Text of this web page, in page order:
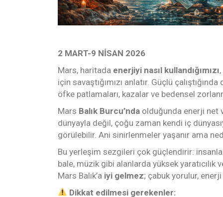
2 MART-9 NİSAN 2026
Mars, haritada enerjiyi nasıl kullandığımızı
için savaştığımızı anlatır. Güçlü
öfke patlamaları, kazalar ve bedensel
Mars Balık Burcu’nda olduğunda enerji net
dünyayla değil, çoğu zaman kendi iç
görülebilir. Ani sinirlenmeler yaşanır ama
Bu yerleşim sezgileri çok güçlendirir:
bale, müzik gibi alanlarda yüksek yaratıcılık
Mars Balık’a iyi gelmez; çabuk yorulur,
Dikkat edilmesi gerekenler: